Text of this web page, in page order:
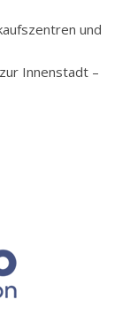
und
Innenstadt –